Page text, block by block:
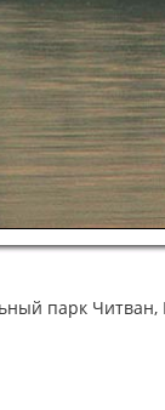
парк Читван,